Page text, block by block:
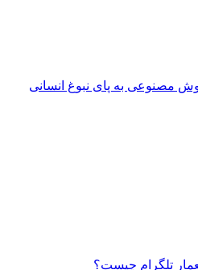
مصنوعی به پای نبوغ انسانی
تلگرام چیست؟